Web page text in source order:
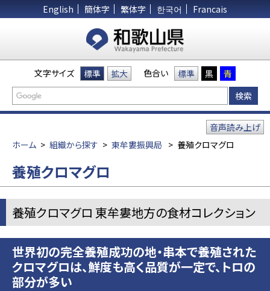
English 簡体字 繁体字 한국어 Francais
文字サイズ 標準 拡大 色合い 標準 黒 青
ホーム > 組織から探す > 東牟婁振興局 > 養殖クロマグロ
音声読み上げ
養殖クロマグロ
養殖クロマグロ 東牟婁地方の食材コレクション
世界初の完全養殖成功の地・串本で養殖された
クロマグロは、鮮度も高く品質が一定で、トロの
部分が多い